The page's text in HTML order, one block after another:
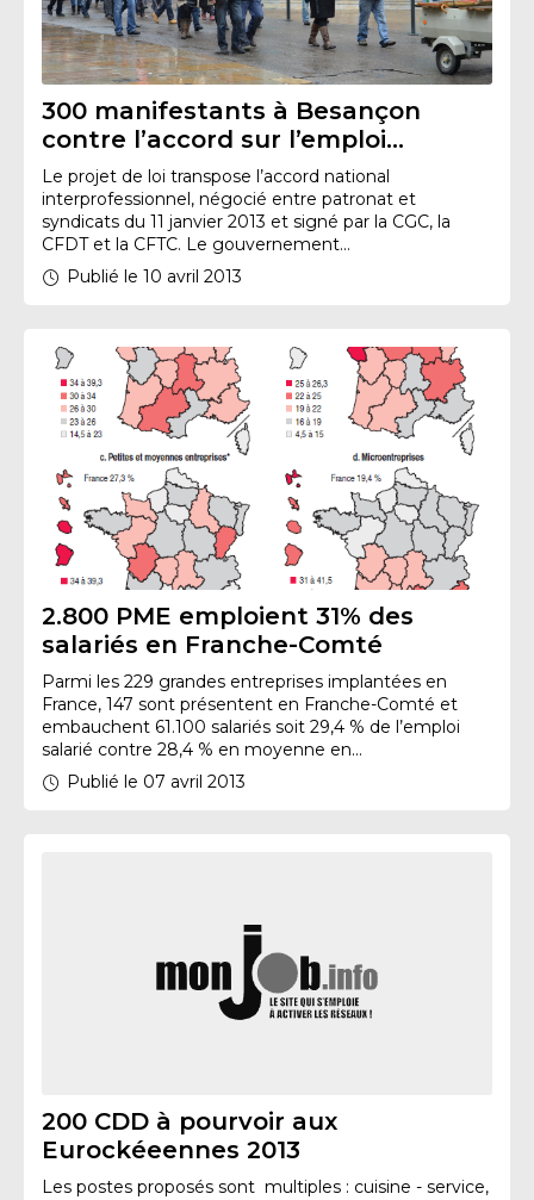
300 manifestants à Besançon
contre l’accord sur l’emploi…
Le projet de loi transpose l’accord national
interprofessionnel, négocié entre patronat et
syndicats du 11 janvier 2013 et signé par la CGC, la
CFDT et la CFTC. Le gouvernement...
Publié le 10 avril 2013
2.800 PME emploient 31% des
salariés en Franche-Comté
Parmi les 229 grandes entreprises implantées en
France, 147 sont présentent en Franche-Comté et
embauchent 61.100 salariés soit 29,4 % de l’emploi
salarié contre 28,4 % en moyenne en...
Publié le 07 avril 2013
200 CDD à pourvoir aux
Eurockéeennes 2013
Les postes proposés sont multiples : cuisine - service,